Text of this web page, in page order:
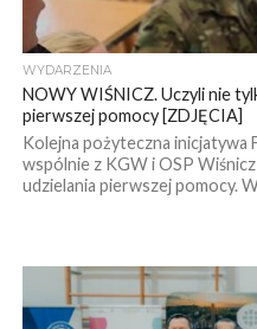
WYDARZENIA
NOWY WIŚNICZ. Uczyli nie
pierwszej pomocy [ZDJĘCIA]
Kolejna pożyteczna inicjatywa
wspólnie z KGW i OSP
udzielania pierwszej pomocy.